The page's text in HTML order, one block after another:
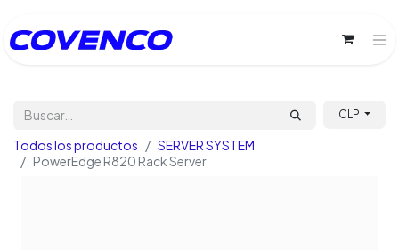
CLP
Todos los productos
SERVER SYSTEM
PowerEdge R820 Rack Server